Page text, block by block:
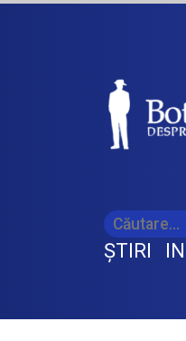
ŞTIRI